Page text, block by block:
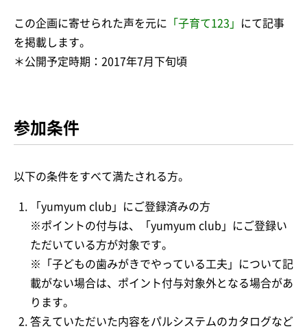
この企画に寄せられた声を元に 「子育て123」
にて記事
を掲載します。
＊公開予定時期：2017年7月下旬頃
参加条件
以下の条件をすべて満たされる方。
「yumyum club」にご登録済みの方
※ポイントの付与は、「yumyum club」にご登録い
ただいている方が対象です。
※「子どもの歯みがきでやっている工夫」について記
載がない場合は、ポイント付与対象外となる場合があ
ります。
答えていただいた内容をパルシステムのカタログなど